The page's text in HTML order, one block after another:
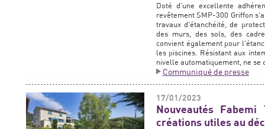
Doté d'une excellente
revêtement SMP-300 Griffon
travaux d'étanchéité, de
des murs, des sols, des
convient également pour
les piscines. Résistant aux
nivelle automatiquement, ne se
Communiqué de presse
17/01/2023
Nouveautés
créations utiles au